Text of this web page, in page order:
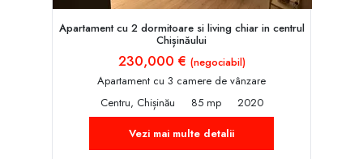
Apartament cu 2 dormitoare si living chiar in centrul
Chișinăului
230,000 € (negociabil)
Apartament cu 3 camere de vânzare
Centru, Chișinău
85 mp
2020
Vezi mai multe detalii